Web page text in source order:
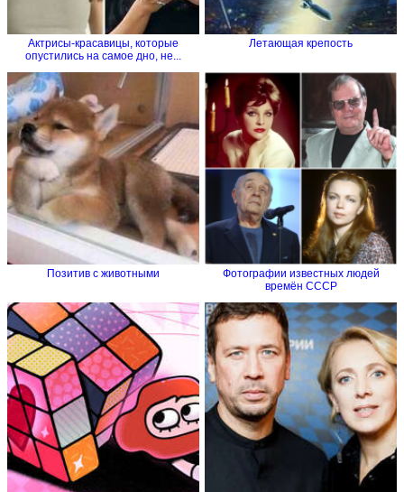
Актрисы-красавицы, которые
опустились на самое дно, не...
Летающая крепость
Позитив с животными
Фотографии известных людей
времён СССР